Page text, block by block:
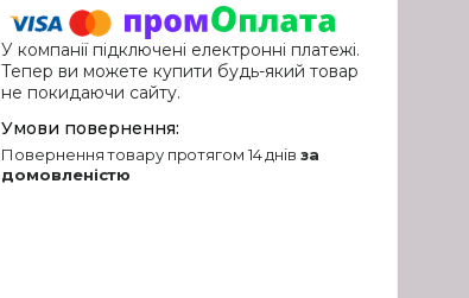
У компанії підключені електронні платежі.
Тепер ви можете купити будь-який товар
не покидаючи сайту.
повернення товару протягом 14 днів за
домовленістю